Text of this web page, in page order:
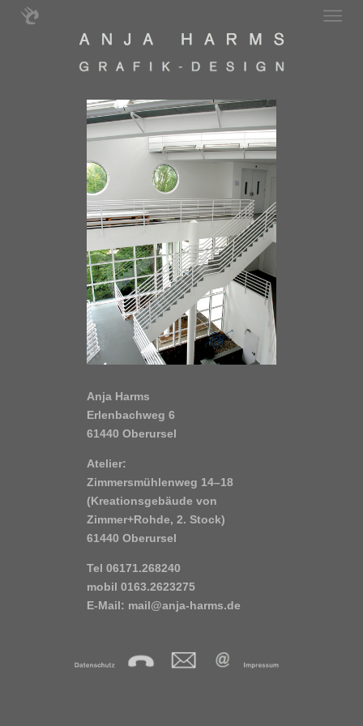
Anja Harms
Erlenbachweg 6
61440 Oberursel
Atelier:
Zimmersmühlenweg 14–18
(Kreationsgebäude von
Zimmer+Rohde, 2. Stock)
61440 Oberursel
Tel 06171.268240
mobil 0163.2623275
E-Mail: mail@anja-harms.de